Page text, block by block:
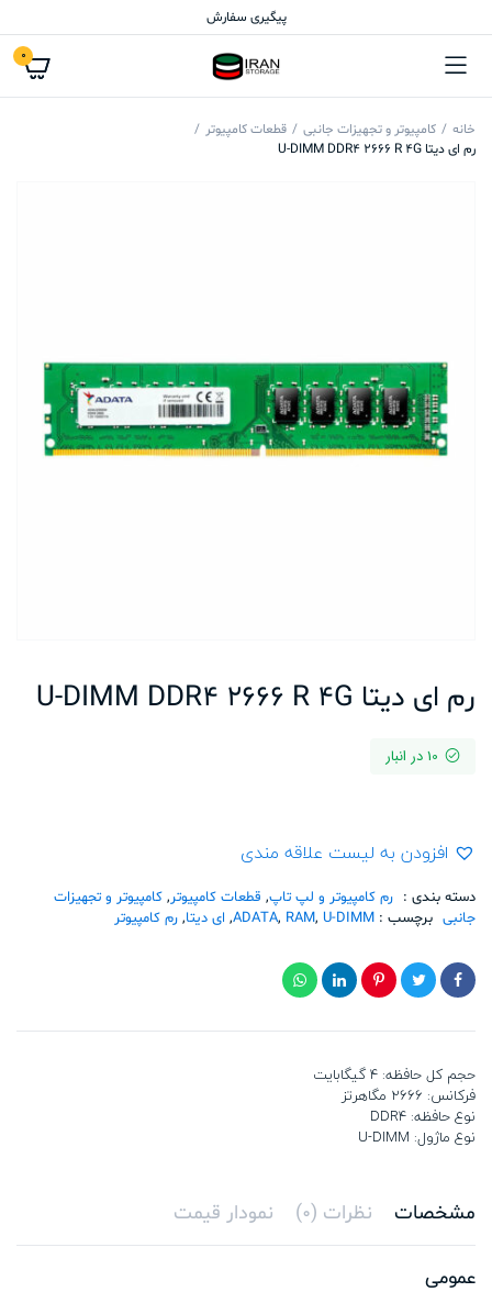
پیگیری سفارش
0
خانه کامپیوتر و تجهیزات جانبی
قطعات کامپیوتر
رم ای دیتا U-DIMM DDR4 2666 R 4G
رم ای دیتا U-DIMM DDR4 2666 R 4G
10 در انبار
افزودن به لیست علاقه مندی
دسته بندی : رم کامپیوتر و لپ تاپ, قطعات کامپیوتر, کامپیوتر و تجهیزات
جانبی برچسب : ADATA, RAM, U-DIMM
, ای دیتا, رم کامپیوتر
حجم کل حافظه: 4 گیگابایت
فرکانس: 2666 مگاهرتز
نوع حافظه: DDR4
نوع ماژول: U-DIMM
مشخصات نظرات (0) نمودار قیمت
عمومی